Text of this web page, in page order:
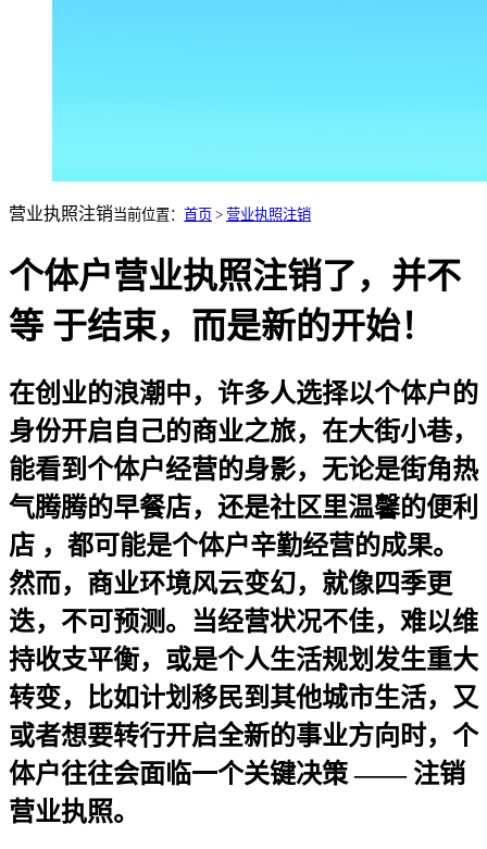
营业执照注销当前位置： 首页 > 营业执照注销
个体户营业执照注销了，并不
等 于结束，而是新的开始！
在创业的浪潮中，许多人选择以个体户的
身份开启自己的商业之旅，在大街小巷，
能看到个体户经营的身影，无论是街角热
气腾腾的早餐店，还是社区里温馨的便利
店 ，都可能是个体户辛勤经营的成果。
然而，商业环境风云变幻，就像四季更
迭，不可预测。当经营状况不佳，难以维
持收支平衡，或是个人生活规划发生重大
转变，比如计划移民到其他城市生活，又
或者想要转行开启全新的事业方向时，个
体户往往会面临一个关键决策 —— 注销
营业执照。